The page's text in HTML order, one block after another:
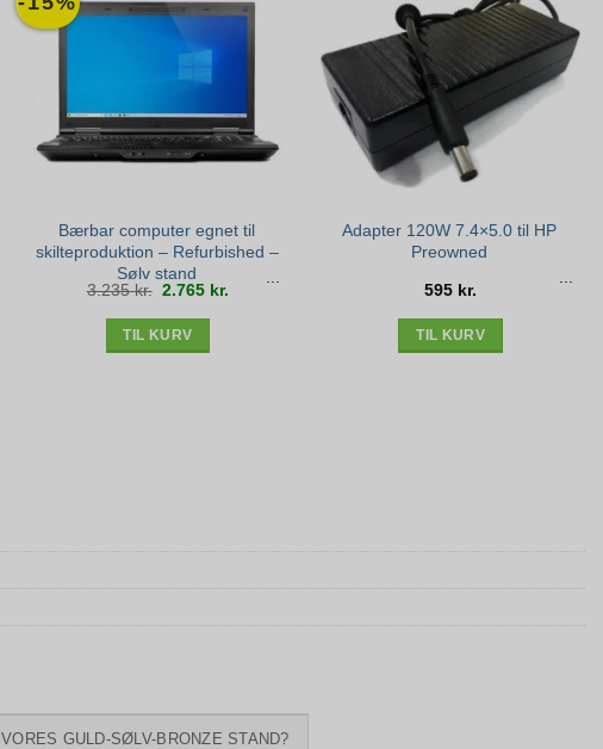
Bærbar computer egnet til
skilteproduktion – Refurbished –
Sølv stand
3.235kr. Den
oprindelige
pris
2.765 kr.
TIL KURV
Adapter 120W 7.4×5.0 til HP
Preowned
595 kr.
TIL KURV
GULD-SØLV-BRONZE STAND?